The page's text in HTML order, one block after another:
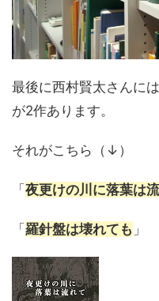
最後に西村賢太さんに
が2作あります。
それがこちら（↓）
「 夜更けの川に落葉は
「 羅針盤は壊れても 」